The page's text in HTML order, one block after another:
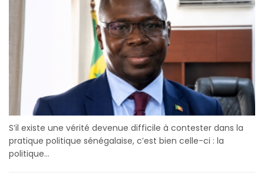
S’il existe une vérité devenue difficile à contester dans la
pratique politique sénégalaise, c’est bien celle-ci : la
politique...